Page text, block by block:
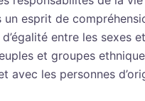
un esprit de
entre les sexes
et groupes
avec les personnes